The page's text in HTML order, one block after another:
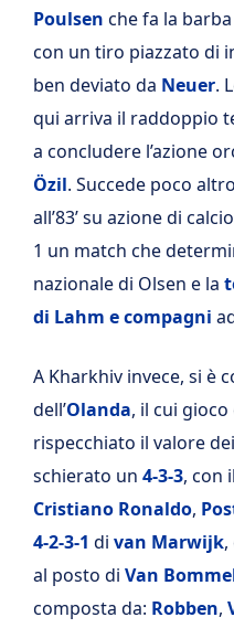
Poulsen che fa la
con un tiro piazzato di
ben deviato da Neuer.
qui arriva il raddoppio
a concludere l’azione
Özil. Succede poco
all’83’ su azione di
1 un match che
nazionale di Olsen e la
di Lahm e compagni
A Kharkhiv invece, si è
dell’Olanda, il cui
rispecchiato il valore
schierato un 4-3-3, con
Cristiano Ronaldo,
4-2-3-1 di van Marwijk,
al posto di Van
composta da: Robben,